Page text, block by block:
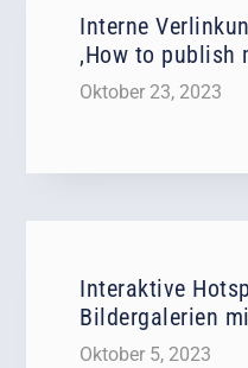
Interne
‚How to publish
Oktober 23, 2023
Interaktive
Bildergalerien
Oktober 5, 2023